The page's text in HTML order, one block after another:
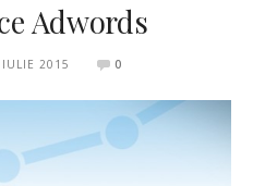
Adwords
2015 0